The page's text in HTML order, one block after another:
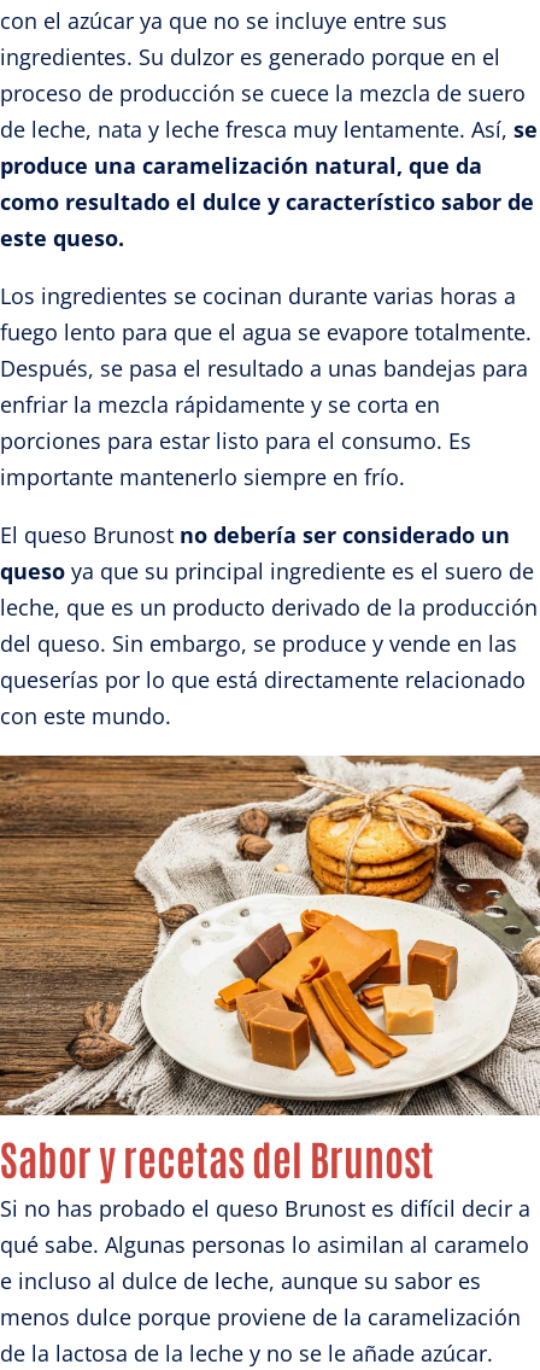
con el azúcar ya que no se incluye entre sus
ingredientes. Su dulzor es generado porque en el
proceso de producción se cuece la mezcla de suero
de leche, nata y leche fresca muy lentamente. Así, se
produce una caramelización natural, que da
como resultado el dulce y característico sabor de
este queso.
Los ingredientes se cocinan durante varias horas a
fuego lento para que el agua se evapore totalmente.
Después, se pasa el resultado a unas bandejas para
enfriar la mezcla rápidamente y se corta en
porciones para estar listo para el consumo. Es
importante mantenerlo siempre en frío.
El queso Brunost no debería ser considerado un
queso ya que su principal ingrediente es el suero de
leche, que es un producto derivado de la producción
del queso. Sin embargo, se produce y vende en las
queserías por lo que está directamente relacionado
con este mundo.
Sabor y recetas del Brunost
Si no has probado el queso Brunost es difícil decir a
qué sabe. Algunas personas lo asimilan al caramelo
e incluso al dulce de leche, aunque su sabor es
menos dulce porque proviene de la caramelización
de la lactosa de la leche y no se le añade azúcar.